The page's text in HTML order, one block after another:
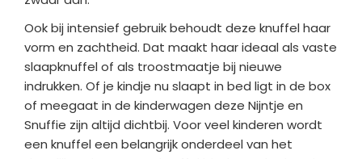
Ook bij intensief gebruik behoudt deze knuffel haar
vorm en zachtheid. Dat maakt haar ideaal als vaste
slaapknuffel of als troostmaatje bij nieuwe
indrukken. Of je kindje nu slaapt in bed ligt in de box
of meegaat in de kinderwagen deze Nijntje en
Snuffie zijn altijd dichtbij. Voor veel kinderen wordt
een knuffel een belangrijk onderdeel van het